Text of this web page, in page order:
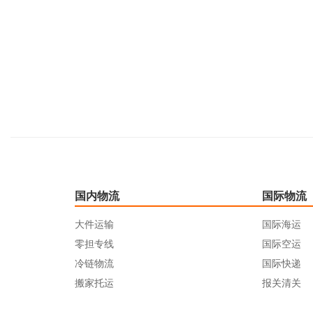
国内物流
大件运输
零担专线
冷链物流
搬家托运
国际物流
国际海运
国际空运
国际快递
报关清关